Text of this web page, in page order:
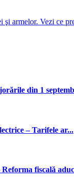
armelor. Vezi ce
din 1
– Tarifele ar...
fiscală